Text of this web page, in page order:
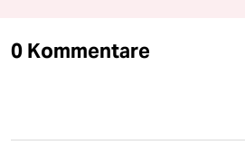
0 Kommentare